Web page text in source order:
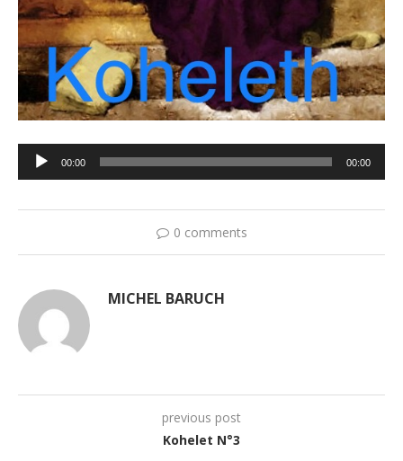
Lecteur
audio
00:00 00:00
0 comments
MICHEL BARUCH
previous post
Kohelet N°3